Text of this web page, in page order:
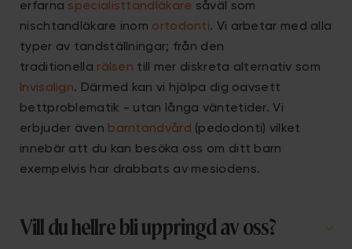
erfarna specialisttandläkare såväl som
nischtandläkare inom ortodonti. Vi arbetar med alla
typer av tandställningar; från den
traditionella rälsen till mer diskreta alternativ som
Invisalign. Därmed kan vi hjälpa dig oavsett
bettproblematik - utan långa väntetider. Vi
erbjuder även barntandvård (pedodonti) vilket
innebär att du kan besöka oss om ditt barn
exempelvis har drabbats av mesiodens.
Vill du hellre bli uppringd av oss?